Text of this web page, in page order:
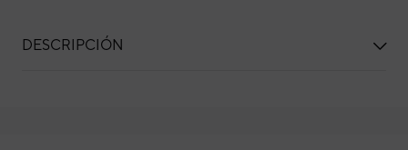
DESCRIPCIÓN